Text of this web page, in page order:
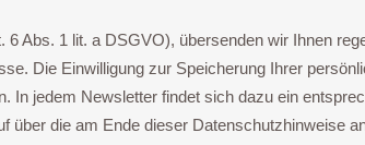
Abs. 1 lit. a DSGVO), übersenden wir Ihnen
Die Einwilligung zur Speicherung Ihrer
In jedem Newsletter findet sich dazu ein
über die am Ende dieser Datenschutzhinweise